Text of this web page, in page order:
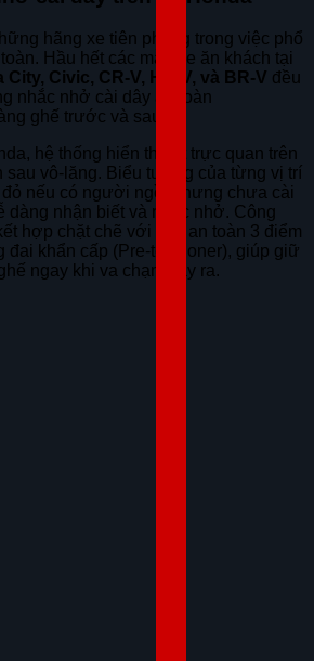
hãng xe tiên phong trong việc phổ
Hầu hết các mẫu xe ăn khách tại
City, Civic, CR-V, HR-V, và BR-V đều
nhắc nhở cài dây an toàn
ghế trước và sau.
hệ thống hiển thị rất trực quan trên
sau vô-lăng. Biểu tượng của từng vị trí
nếu có người ngồi nhưng chưa cài
dàng nhận biết và nhắc nhở. Công
hợp chặt chẽ với dây an toàn 3 điểm
đai khẩn cấp (Pre-tensioner), giúp giữ
ngay khi va chạm xảy ra.